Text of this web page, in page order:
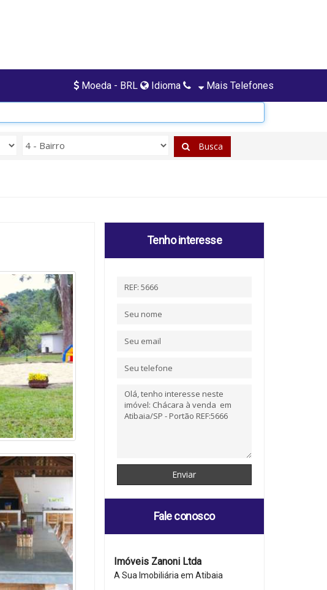
Moeda - BRL Idioma Mais Telefones
Busca
Tenho interesse
Fale conosco
Imóveis Zanoni Ltda
A Sua Imobiliária em Atibaia